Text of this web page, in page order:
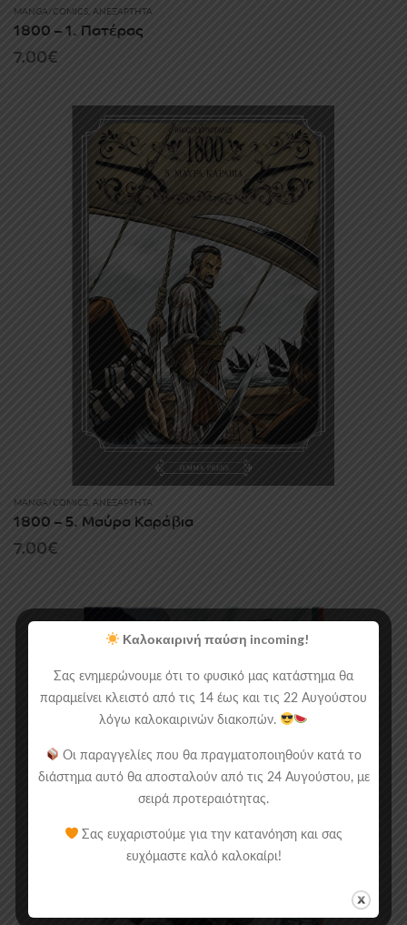
MANGA/COMICS, ΑΝΕΞΆΡΤΗΤΑ
1800 – 1. Πατέρας
7.00€
MANGA/COMICS, ΑΝΕΞΆΡΤΗΤΑ
1800 – 5. Μαύρα Καράβια
7.00€
Καλοκαιρινή παύση incoming!
Σας ενημερώνουμε ότι το φυσικό μας κατάστημα θα
παραμείνει κλειστό από τις 14 έως και τις 22 Αυγούστου
λόγω καλοκαιρινών διακοπών.
Οι παραγγελίες που θα πραγματοποιηθούν κατά το
διάστημα αυτό θα αποσταλούν από τις 24 Αυγούστου, με
σειρά προτεραιότητας.
Σας ευχαριστούμε για την κατανόηση και σας
ευχόμαστε καλό καλοκαίρι!